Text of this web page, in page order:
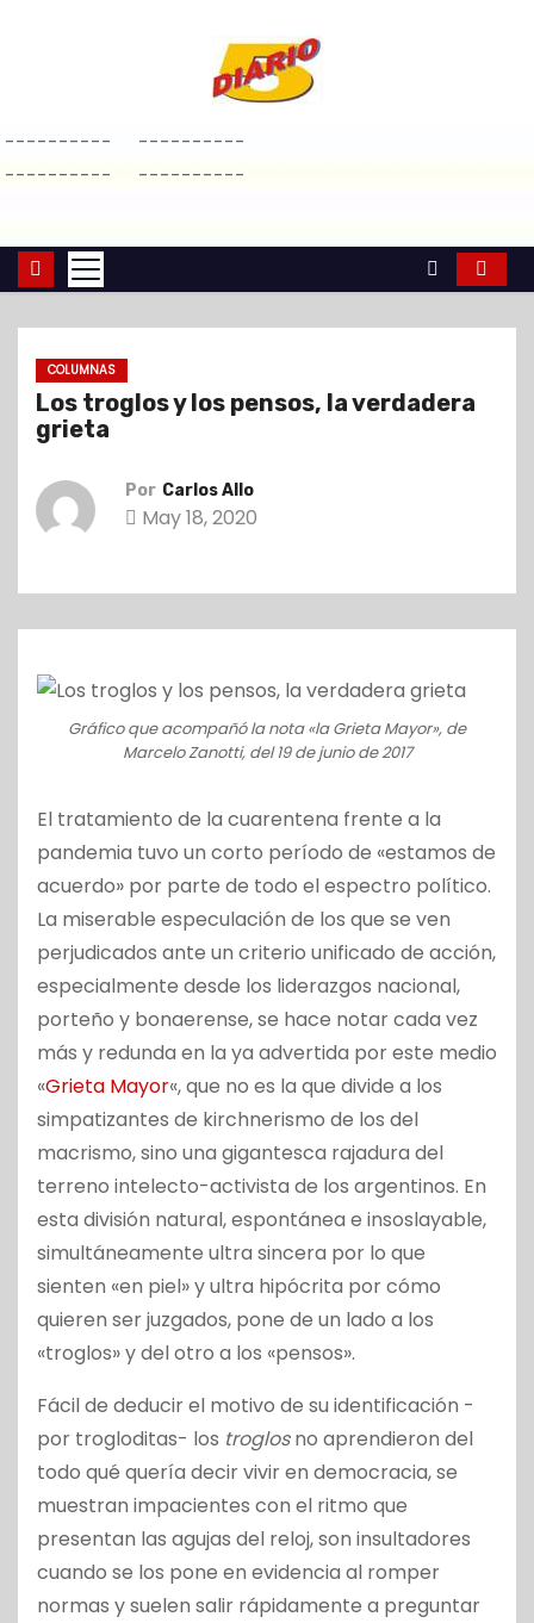
a
r
l
----------
----------
----------
----------
COLUMNAS
Los troglos y los pensos, la verdadera
grieta
Por Carlos Allo
May 18, 2020
Gráfico que acompañó la nota «la Grieta Mayor», de
Marcelo Zanotti, del 19 de junio de 2017
El tratamiento de la cuarentena frente a la
pandemia tuvo un corto período de «estamos de
acuerdo» por parte de todo el espectro político.
La miserable especulación de los que se ven
perjudicados ante un criterio unificado de acción,
especialmente desde los liderazgos nacional,
porteño y bonaerense, se hace notar cada vez
más y redunda en la ya advertida por este medio
«Grieta Mayor«, que no es la que divide a los
simpatizantes de kirchnerismo de los del
macrismo, sino una gigantesca rajadura del
terreno intelecto-activista de los argentinos. En
esta división natural, espontánea e insoslayable,
simultáneamente ultra sincera por lo que
sienten «en piel» y ultra hipócrita por cómo
quieren ser juzgados, pone de un lado a los
«troglos» y del otro a los «pensos».
Fácil de deducir el motivo de su identificación -
por trogloditas- los troglosno aprendieron del
todo qué quería decir vivir en democracia, se
muestran impacientes con el ritmo que
presentan las agujas del reloj, son insultadores
cuando se los pone en evidencia al romper
normas y suelen salir rápidamente a preguntar